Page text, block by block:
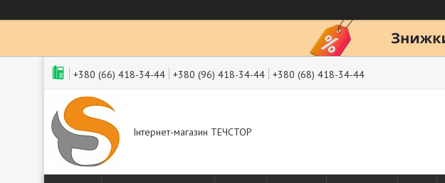
+380 (66) 418-34-44 +380 (96) 418-34-44 +380 (68) 418-34-44
Інтернет-магазин ТЕЧСТОР